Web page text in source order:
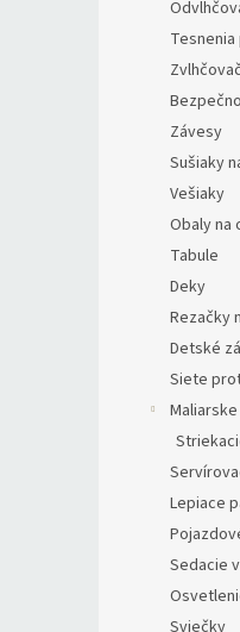
Závesy
Sušiaky
Vešiaky
Obaly na
Tabule
Deky
Rezačky
Detské
Siete
Lepiace
Sedacie
Sviečky